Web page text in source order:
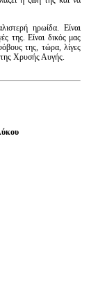
ηρωίδα. Είναι
της. Είναι δικός μας
της, τώρα, λίγες
της Χρυσής Αυγής.